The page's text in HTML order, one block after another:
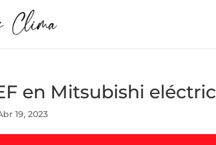
en Mitsubishi eléctric
19, 2023